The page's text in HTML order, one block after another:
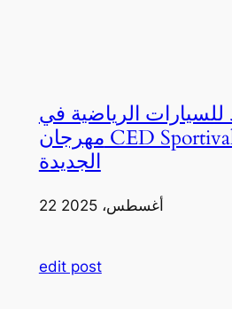
للسيارات الرياضية في
مهرجان CED Sportival بالعلمين
الجديدة
22 أغسطس، 2025
edit post